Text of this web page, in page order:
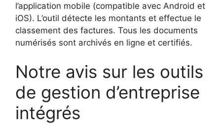
l’application mobile (compatible avec Android et
iOS). L’outil détecte les montants et effectue le
classement des factures. Tous les documents
numérisés sont archivés en ligne et certifiés.
Notre avis sur les outils
de gestion d’entreprise
intégrés